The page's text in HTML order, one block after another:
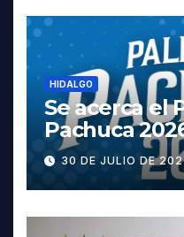
HIDALGO
Se acerca el
Pachuca
cartelera
fechas y los
30 DE JULIO DE